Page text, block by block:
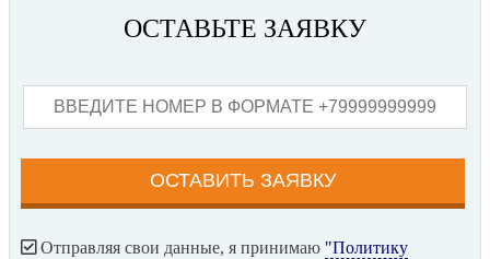
ОСТАВЬТЕ ЗАЯВКУ
Отправляя свои данные, я принимаю "Политику